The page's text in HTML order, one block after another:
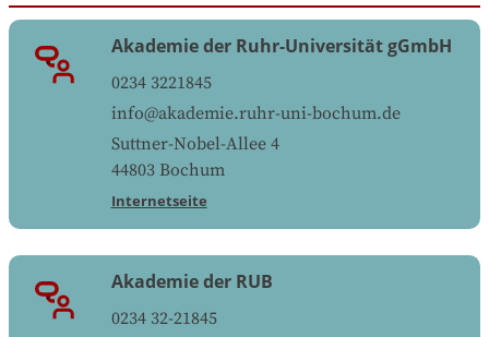
Akademie der Ruhr-Universität gGmbH
0234 3221845
info@akademie.ruhr-uni-bochum.de
Suttner-Nobel-Allee 4
44803 Bochum
Internetseite
Akademie der RUB
0234 32-21845